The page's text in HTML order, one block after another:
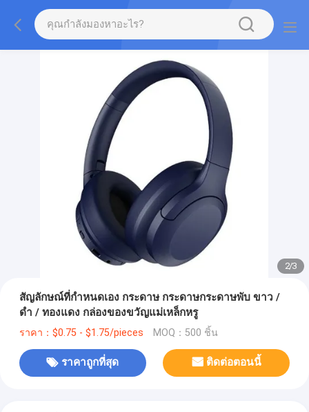
2/3
สัญลักษณ์ที่กําหนดเอง กระดาษ กระดาษกระดาษพับ ขาว /
ดํา / ทองแดง กล่องของขวัญแม่เหล็กหรู
ราคา：$0.75 - $1.75/pieces MOQ：500 ชิ้น
ราคาถูกที่สุด ติดต่อตอนนี้